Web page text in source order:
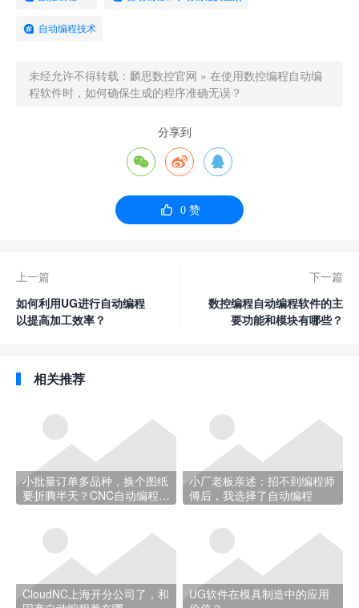
自动编程技术
未经允许不得转载： 麟思数控官网 » 在使用数控编程自动编
程软件时，如何确保生成的程序准确无误？
分享到
  
 0赞
上一篇
如何利用UG进行自动编程
以提高加工效率？
下一篇
数控编程自动编程软件的主
要功能和模块有哪些？
相关推荐
小批量订单多品种，换个图纸
要折腾半天？CNC自动编程帮
小厂老板亲述：招不到编程师
傅后，我选择了自动编程
CloudNC上海开分公司了，和
UG软件在模具制造中的应用